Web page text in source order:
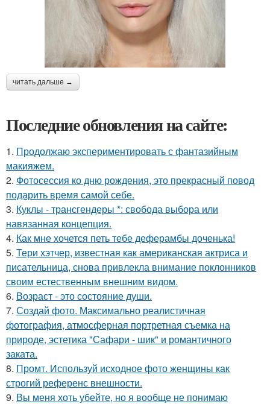
читать дальше →
Последние обновления на сайте:
1. Продолжаю экспериментировать с фантазийным
макияжем.
2. Фотосессия ко дню рождения, это прекрасный повод
подарить время самой себе.
3. Куклы - трансгендеры *: свобода выбора или
навязанная концепция.
4. Как мне хочется петь тебе деферамбы доченька!
5. Тери хэтчер, известная как американская актриса и
писательница, снова привлекла внимание поклонников
своим естественным внешним видом.
6. Возраст - это состояние души.
7. Создай фото. Максимально реалистичная
фотография, атмосферная портретная съемка на
природе, эстетика "Сафари - шик" и романтичного
заката.
8. Промт. Используй исходное фото женщины как
строгий референс внешности.
9. Вы меня хоть убейте, но я вообще не понимаю